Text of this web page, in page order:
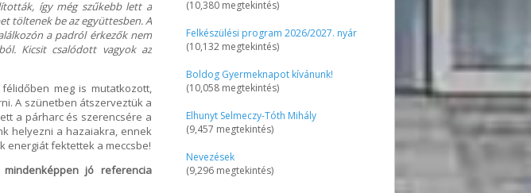
(10,380 megtekintés)
Felkészülési program 2026/2027. nyár
(10,132 megtekintés)
Boldog Gyermeknapot kívánunk!
(10,058 megtekintés)
Elhunyt Selmeczy-Tóth Mihály
(9,457 megtekintés)
Nevezések
(9,296 megtekintés)
így még szűkebb lett a
töltenek be az együttesben. A
a padról érkezők nem
Kicsit csalódott vagyok az
meg is mutatkozott,
A szünetben átszerveztük a
a párharc és szerencsére a
helyezni a hazaiakra, ennek
energiát fektettek a meccsbe!
jó referencia